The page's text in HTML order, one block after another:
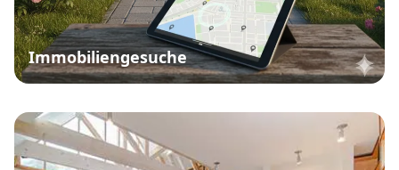
Immobiliengesuche